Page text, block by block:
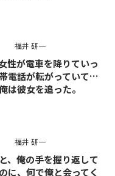
福井 研一
性が電車を降りていっ
電話が転がっていて…
は彼女を追った。
福井 研一
、俺の手を握り返して
に、何で俺と会ってく